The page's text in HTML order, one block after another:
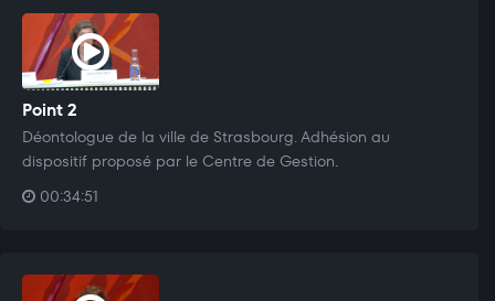
Point 2
Déontologue de la ville de Strasbourg. Adhésion au
dispositif proposé par le Centre de Gestion.
00:34:51